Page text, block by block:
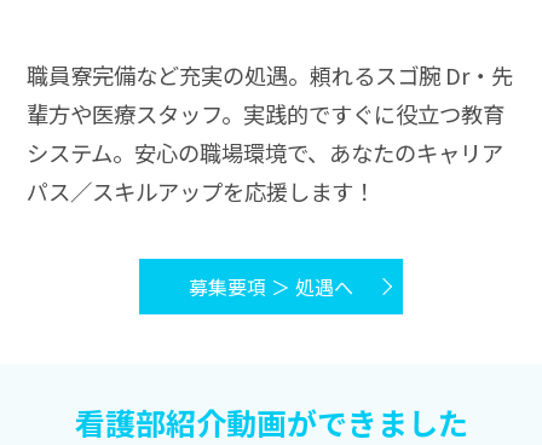
職員寮完備など充実の処遇。頼れるスゴ腕 Dr・先
輩方や医療スタッフ。実践的ですぐに役立つ教育
システム。安心の職場環境で、あなたのキャリア
パス／スキルアップを応援します！
募集要項 ＞ 処遇へ
看護部紹介動画ができました